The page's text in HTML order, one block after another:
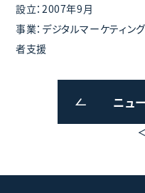
設立：2007年9月
事業：デジタルマーケティン
者支援
ニュ